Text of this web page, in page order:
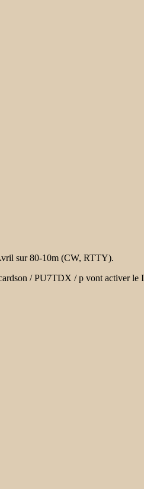
sur 80-10m (CW, RTTY).
/ PU7TDX / p vont activer le